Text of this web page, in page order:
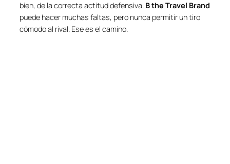
bien, de la correcta actitud defensiva. B the Travel Brand
puede hacer muchas faltas, pero nunca permitir un tiro
cómodo al rival. Ese es el camino.